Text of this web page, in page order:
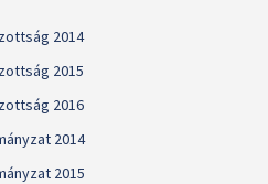
2014
2015
2016
2014
2015